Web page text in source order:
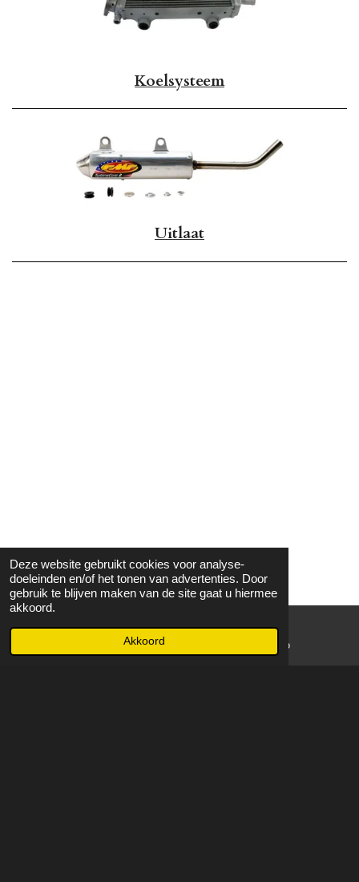
Deze website gebruikt cookies voor analyse-
doeleinden en/of het tonen van advertenties. Door
gebruik te blijven maken van de site gaat u hiermee
akkoord.
Akkoord
Koelsysteem
Uitlaat
WhatsApp